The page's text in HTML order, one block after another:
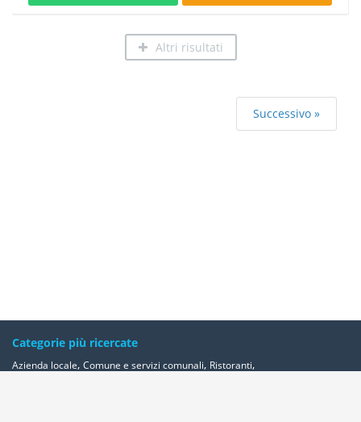
Altri risultati
Successivo »
Categorie più ricercate
Azienda locale, Comune e servizi comunali, Ristoranti,